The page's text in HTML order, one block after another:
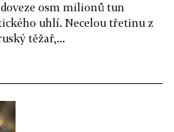
doveze osm milionů tun
uhlí. Necelou třetinu z
těžař,...